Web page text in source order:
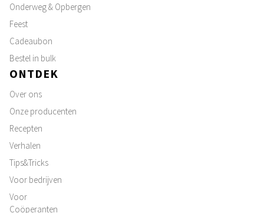
Onderweg & Opbergen
Feest
Cadeaubon
Bestel in bulk
ONTDEK
Over ons
Onze producenten
Recepten
Verhalen
Tips&Tricks
Voor bedrijven
Voor
Coöperanten